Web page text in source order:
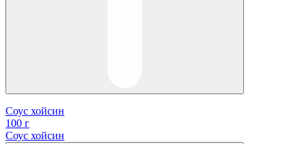
Соус хойсин
100 г
Соус хойсин